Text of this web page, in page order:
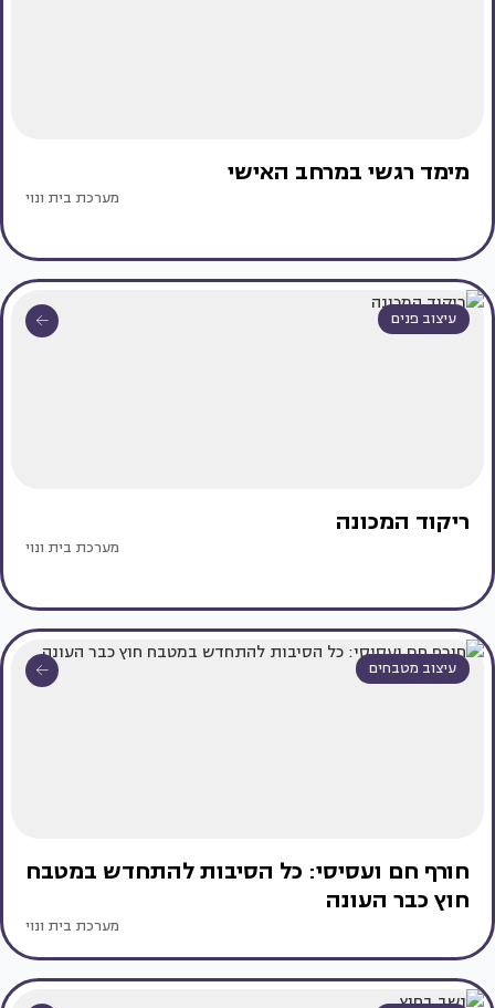
מימד רגשי במרחב האישי
מערכת בית ונוי
עיצוב פנים
ריקוד המכונה
מערכת בית ונוי
עיצוב מטבחים
חורף חם ועסיסי: כל הסיבות להתחדש במטבח
חוץ כבר העונה
מערכת בית ונוי